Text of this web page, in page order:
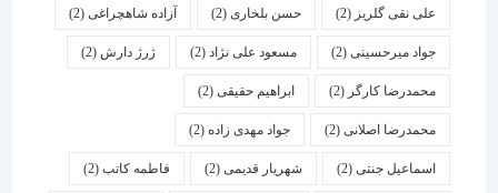
علی نقی گلریز(2) حسن بلخاری(2) آزاده شاهچراغی(2)
جواد میرحسینی(2) مسعود علی نژاد(2) ژرژ دارش (2)
محمدرضا کارگر(2) ابراهیم حقیقی(2)
محمدرضا اصلانی(2) جواد مهدی زاده(2)
اسماعیل جنتی(2) شهریار قدیمی(2) فاطمه کاتب(2)